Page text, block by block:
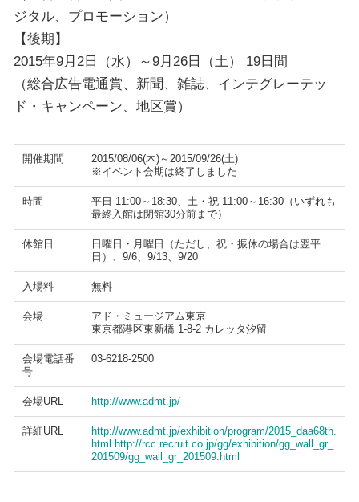
ジタル、プロモーション）
【後期】
2015年9月2日（水）～9月26日（土） 19日間
（総合広告電通賞、新聞、雑誌、インテグレーテッ
ド・キャンペーン、地区賞）
開催期間
2015/08/06(木)～2015/09/26(土)
※イベント会期は終了しました
時間
平日 11:00～18:30、土・祝 11:00～16:30（いずれも
最終入館は閉館30分前まで）
休館日
日曜日・月曜日（ただし、祝・振休の場合は翌平
日）、9/6、9/13、9/20
入場料 無料
会場
アド・ミュージアム東京
東京都港区東新橋 1-8-2 カレッタ汐留
会場電話番
号
03-6218-2500
会場URL http://www.admt.jp/
詳細URL
http://www.admt.jp/exhibition/program/2015_daa68th.
html http://rcc.recruit.co.jp/gg/exhibition/gg_wall_gr_
201509/gg_wall_gr_201509.html